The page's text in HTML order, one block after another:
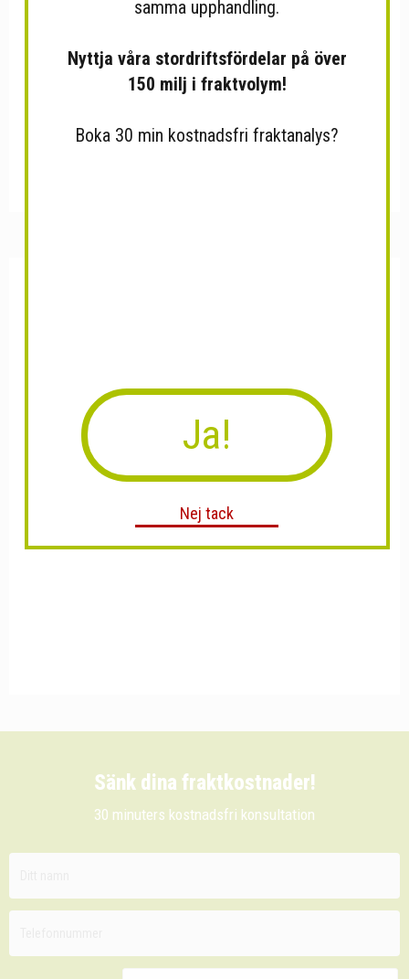
Sänk dina fraktkostnader!
30 minuters kostnadsfri konsultation
samma upphandling.
Nyttja våra stordriftsfördelar på över
150 milj i fraktvolym!
Boka 30 min kostnadsfri fraktanalys?
Ja!
Nej tack